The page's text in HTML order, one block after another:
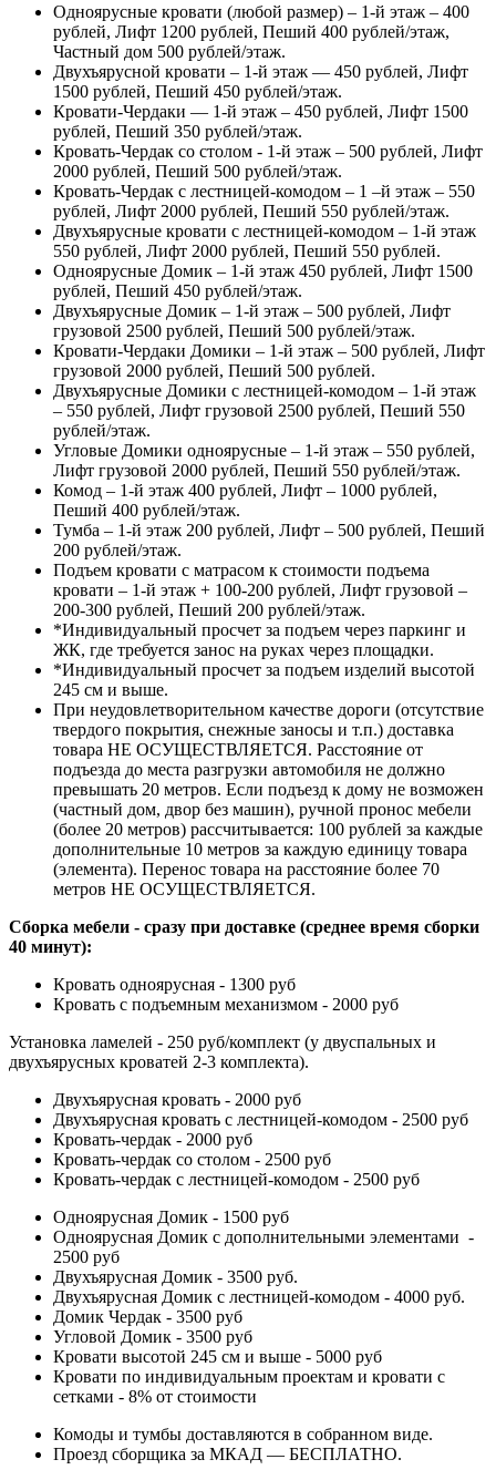
Одноярусные кровати (любой размер) – 1-й этаж – 400
рублей, Лифт 1200 рублей, Пеший 400 рублей/этаж,
Частный дом 500 рублей/этаж.
Двухъярусной кровати – 1-й этаж — 450 рублей, Лифт
1500 рублей, Пеший 450 рублей/этаж.
Кровати-Чердаки — 1-й этаж – 450 рублей, Лифт 1500
рублей, Пеший 350 рублей/этаж.
Кровать-Чердак со столом - 1-й этаж – 500 рублей, Лифт
2000 рублей, Пеший 500 рублей/этаж.
Кровать-Чердак с лестницей-комодом – 1 –й этаж – 550
рублей, Лифт 2000 рублей, Пеший 550 рублей/этаж.
Двухъярусные кровати с лестницей-комодом – 1-й этаж
550 рублей, Лифт 2000 рублей, Пеший 550 рублей.
Одноярусные Домик – 1-й этаж 450 рублей, Лифт 1500
рублей, Пеший 450 рублей/этаж.
Двухъярусные Домик – 1-й этаж – 500 рублей, Лифт
грузовой 2500 рублей, Пеший 500 рублей/этаж.
Кровати-Чердаки Домики – 1-й этаж – 500 рублей, Лифт
грузовой 2000 рублей, Пеший 500 рублей.
Двухъярусные Домики с лестницей-комодом – 1-й этаж
– 550 рублей, Лифт грузовой 2500 рублей, Пеший 550
рублей/этаж.
Угловые Домики одноярусные – 1-й этаж – 550 рублей,
Лифт грузовой 2000 рублей, Пеший 550 рублей/этаж.
Комод – 1-й этаж 400 рублей, Лифт – 1000 рублей,
Пеший 400 рублей/этаж.
Тумба – 1-й этаж 200 рублей, Лифт – 500 рублей, Пеший
200 рублей/этаж.
Подъем кровати с матрасом к стоимости подъема
кровати – 1-й этаж + 100-200 рублей, Лифт грузовой –
200-300 рублей, Пеший 200 рублей/этаж.
*Индивидуальный просчет за подъем через паркинг и
ЖК, где требуется занос на руках через площадки.
*Индивидуальный просчет за подъем изделий высотой
245 см и выше.
При неудовлетворительном качестве дороги (отсутствие
твердого покрытия, снежные заносы и т.п.) доставка
товара НЕ ОСУЩЕСТВЛЯЕТСЯ. Расстояние от
подъезда до места разгрузки автомобиля не должно
превышать 20 метров. Если подъезд к дому не возможен
(частный дом, двор без машин), ручной пронос мебели
(более 20 метров) рассчитывается: 100 рублей за каждые
дополнительные 10 метров за каждую единицу товара
(элемента). Перенос товара на расстояние более 70
метров НЕ ОСУЩЕСТВЛЯЕТСЯ.
Сборка мебели - сразу при доставке (среднее время сборки
40 минут):
Кровать одноярусная - 1300 руб
Кровать с подъемным механизмом - 2000 руб
Установка ламелей - 250 руб/комплект (у двуспальных и
двухъярусных кроватей 2-3 комплекта).
Двухъярусная кровать - 2000 руб
Двухъярусная кровать с лестницей-комодом - 2500 руб
Кровать-чердак - 2000 руб
Кровать-чердак со столом - 2500 руб
Кровать-чердак с лестницей-комодом - 2500 руб
Одноярусная Домик - 1500 руб
Одноярусная Домик с дополнительными элементами -
2500 руб
Двухъярусная Домик - 3500 руб.
Двухъярусная Домик с лестницей-комодом - 4000 руб.
Домик Чердак - 3500 руб
Угловой Домик - 3500 руб
Кровати высотой 245 см и выше - 5000 руб
Кровати по индивидуальным проектам и кровати с
сетками - 8% от стоимости
Комоды и тумбы доставляются в собранном виде.
Проезд сборщика за МКАД — БЕСПЛАТНО.